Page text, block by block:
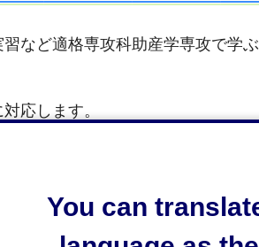
You can
など適格専攻科助産学専攻で学
応します。